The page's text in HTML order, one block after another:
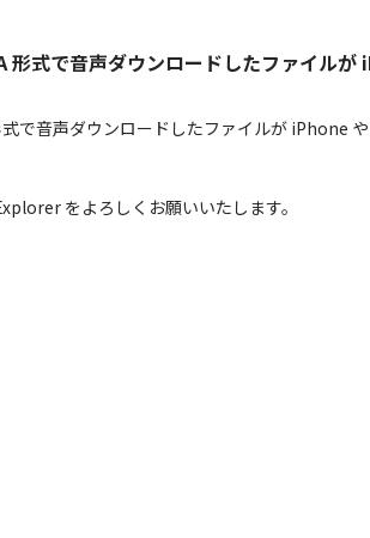
形式で音声ダウンロードしたファイル
で音声ダウンロードしたファイルが iPhone
をよろしくお願いいたします。